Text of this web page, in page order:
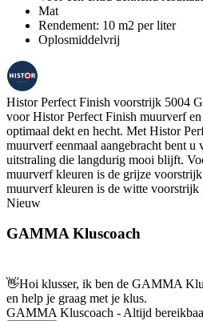
Mat
Rendement: 10 m2 per liter
Oplosmiddelvrij
Histor Perfect Finish voorstrijk 5004
voor Histor Perfect Finish muurverf
optimaal dekt en hecht. Met Histor
muurverf eenmaal aangebracht bent u
uitstraling die langdurig mooi blijft.
muurverf kleuren is de grijze
muurverf kleuren is de witte voorstrijk
Nieuw
GAMMA Kluscoach
👋Hoi klusser, ik ben de GAMMA
en help je graag met je klus.
GAMMA Kluscoach - Altijd